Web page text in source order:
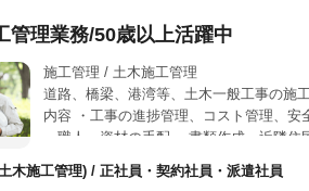
管理業務/50歳以上活躍中
施工管理 / 土木施工管理
道路、橋梁、港湾等、土木一般工事の施
内容 ・工事の進捗管理、コスト管理、
・職人、資材の手配 ・書類作成、近隣
ます。 残マイカー通勤可能で、働きや
り 現在50歳以上のベテランも活躍してい
木施工管理) / 正社員・契約社員・派遣社員